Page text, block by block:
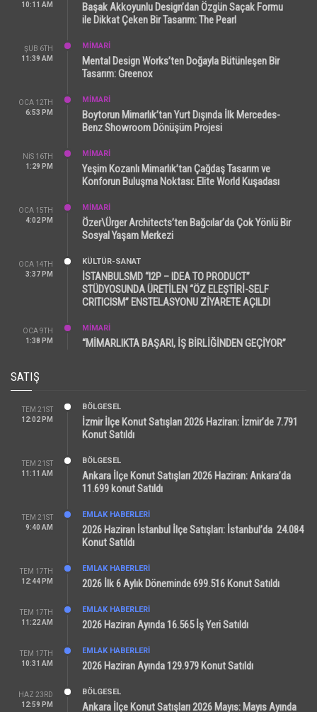
10:11 AM
Başak Akkoyunlu Design’dan Özgün Saçak Formu
ile Dikkat Çeken Bir Tasarım: The Pearl
ŞUB 6TH
11:39 AM
MİMARİ
Mental Design Works’ten Doğayla Bütünleşen Bir
Tasarım: Greenox
OCA 12TH
6:53 PM
MİMARİ
Boytorun Mimarlık’tan Yurt Dışında İlk Mercedes-
Benz Showroom Dönüşüm Projesi
NIS 16TH
1:29 PM
MİMARİ
Yeşim Kozanlı Mimarlık’tan Çağdaş Tasarım ve
Konforun Buluşma Noktası: Elite World Kuşadası
OCA 15TH
4:02 PM
MİMARİ
Özer\Ürger Architects’ten Bağcılar’da Çok Yönlü Bir
Sosyal Yaşam Merkezi
OCA 14TH
3:37 PM
KÜLTÜR-SANAT
İSTANBULSMD “I2P – IDEA TO PRODUCT”
STÜDYOSUNDA ÜRETİLEN “ÖZ ELEŞTİRİ-SELF
CRITICISM” ENSTELASYONU ZİYARETE AÇILDI
OCA 9TH
1:38 PM
MİMARİ
“MİMARLIKTA BAŞARI, İŞ BİRLİĞİNDEN GEÇİYOR”
SATIŞ
TEM 21ST
12:02 PM
BÖLGESEL
İzmir İlçe Konut Satışları 2026 Haziran: İzmir’de 7.791
Konut Satıldı
TEM 21ST
11:11 AM
BÖLGESEL
Ankara İlçe Konut Satışları 2026 Haziran: Ankara’da
11.699 konut Satıldı
TEM 21ST
9:40 AM
EMLAK HABERLERI
2026 Haziran İstanbul İlçe Satışları: İstanbul’da 24.084
Konut Satıldı
TEM 17TH
12:44 PM
EMLAK HABERLERI
2026 İlk 6 Aylık Döneminde 699.516 Konut Satıldı
TEM 17TH
11:22 AM
EMLAK HABERLERI
2026 Haziran Ayında 16.565 İş Yeri Satıldı
TEM 17TH
10:31 AM
EMLAK HABERLERI
2026 Haziran Ayında 129.979 Konut Satıldı
HAZ 23RD
12:59 PM
BÖLGESEL
Ankara İlçe Konut Satışları 2026 Mayıs: Mayıs Ayında